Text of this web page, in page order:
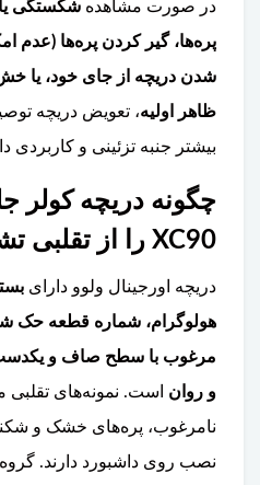
در صورت مشاهده شکستگی
پره‌ها، گیر کردن پره‌ها (عدم
شدن دریچه از جای خود، یا
ظاهر اولیه، تعویض دریچه
بیشتر جنبه تزئینی و کاربردی
چگونه دریچه کولر
XC90 را از تقلبی تشخیص دهیم؟
دریچه اورجینال ولوو دارای
هولوگرام، شماره قطعه حک
مرغوب با سطح صاف و
و روان است. نمونه‌های تقلبی
نامرغوب، پره‌های خشک و
نصب روی داشبورد دارند. گروه